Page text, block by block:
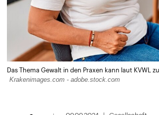
Das Thema Gewalt in den Praxen kann laut
Krakenimages.com - adobe.stock.com